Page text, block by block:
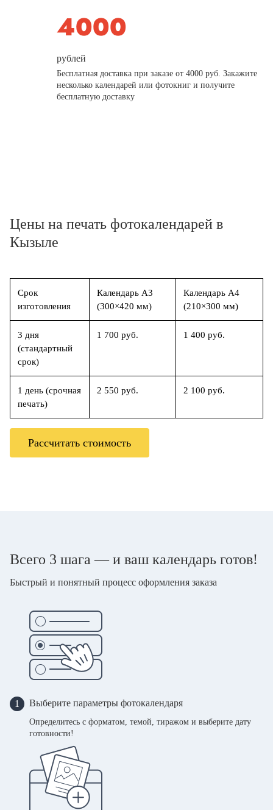
рублей
Бесплатная доставка при заказе от 4000 руб. Закажите
несколько календарей или фотокниг и получите
бесплатную доставку
Цены на печать фотокалендарей в
Кызыле
Срок
изготовления
Календарь А3
(300×420 мм)
Календарь А4
(210×300 мм)
3 дня
(стандартный
срок)
1 700 руб. 1 400 руб.
1 день (срочная
печать)
2 550 руб. 2 100 руб.
Рассчитать стоимость
Всего 3 шага — и ваш календарь готов!
Быстрый и понятный процесс оформления заказа
1 Выберите параметры фотокалендаря
Определитесь с форматом, темой, тиражом и выберите дату
готовности!